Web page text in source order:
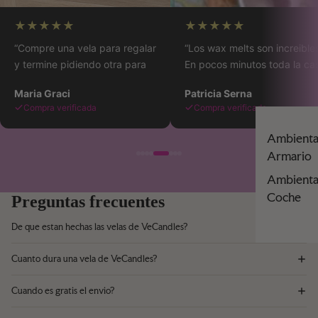
Armario
Coche
★ ★ ★
wax melts son increibles.
pocos minutos toda la casa
durante horas.
calidad-precio
Serna
Compra verificada
★ ★ ★
“Las uso como regalo y
siempre aciertan. Cada
regalado me ha pedido
despues de donde son. La
presentacion es preciosa.”
Ana Belen Ruiz
Compra verificada
Preguntas frecuentes
De que estan hechas las velas de VeCandles?
Cuanto dura una vela de VeCandles?
Cuando es gratis el envio?